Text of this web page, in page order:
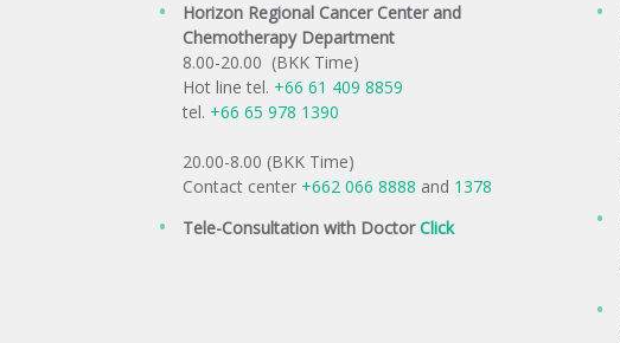
Horizon Regional Cancer Center and
Chemotherapy Department
8.00-20.00 (BKK Time)
Hot line tel. +66 61 409 8859
tel. +66 65 978 1390
20.00-8.00 (BKK Time)
Contact center +662 066 8888 and 1378
Tele-Consultation with DoctorClick